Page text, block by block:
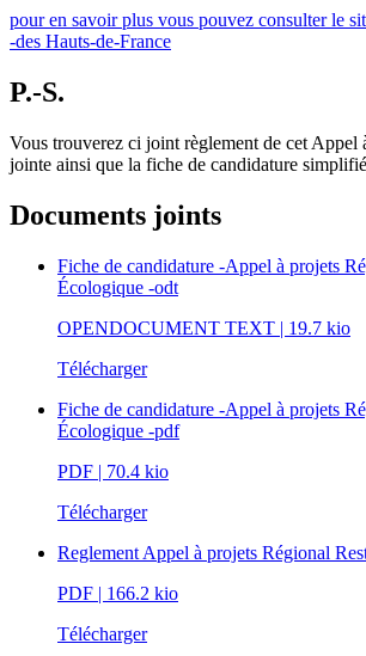
pour en savoir plus vous pouvez consulter le
-des Hauts-de-France
P.-S.
Vous trouverez ci joint règlement de cet Appel
jointe ainsi que la fiche de candidature
Documents joints
Fiche de candidature -Appel à projets
Écologique -odt
OPENDOCUMENT TEXT | 19.7 kio
Télécharger
Fiche de candidature -Appel à projets
Écologique -pdf
PDF | 70.4 kio
Télécharger
Reglement Appel à projets Régional
PDF | 166.2 kio
Télécharger